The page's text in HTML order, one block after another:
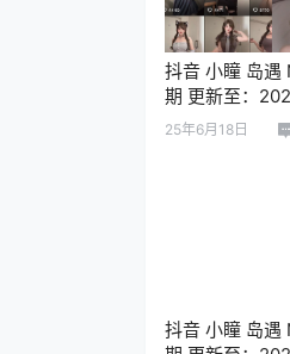
抖音 小瞳 岛遇
期 更新至：
25年6月18日
抖音 小瞳 岛遇